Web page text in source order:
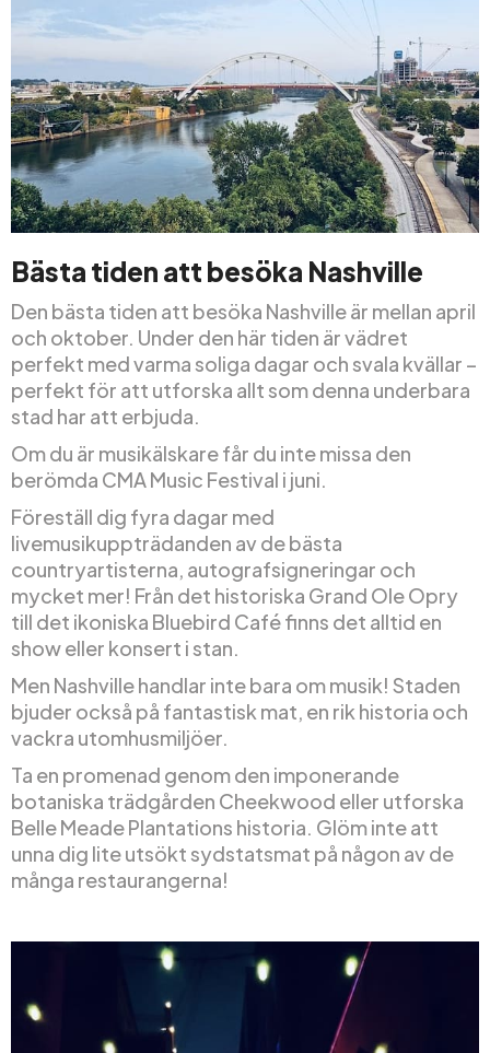
Bästa tiden att besöka Nashville
Den bästa tiden att besöka Nashville är mellan april
och oktober. Under den här tiden är vädret
perfekt med varma soliga dagar och svala kvällar –
perfekt för att utforska allt som denna underbara
stad har att erbjuda.
Om du är musikälskare får du inte missa den
berömda CMA Music Festival i juni.
Föreställ dig fyra dagar med
livemusikuppträdanden av de bästa
countryartisterna, autografsigneringar och
mycket mer! Från det historiska Grand Ole Opry
till det ikoniska Bluebird Café finns det alltid en
show eller konsert i stan.
Men Nashville handlar inte bara om musik! Staden
bjuder också på fantastisk mat, en rik historia och
vackra utomhusmiljöer.
Ta en promenad genom den imponerande
botaniska trädgården Cheekwood eller utforska
Belle Meade Plantations historia. Glöm inte att
unna dig lite utsökt sydstatsmat på någon av de
många restaurangerna!